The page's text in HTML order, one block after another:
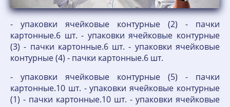
- упаковки ячейковые контурные (2) - пачки
картонные.6 шт. - упаковки ячейковые контурные
(3) - пачки картонные.6 шт. - упаковки ячейковые
контурные (4) - пачки картонные.6 шт.
- упаковки ячейковые контурные (5) - пачки
картонные.10 шт. - упаковки ячейковые контурные
(1) - пачки картонные.10 шт. - упаковки ячейковые